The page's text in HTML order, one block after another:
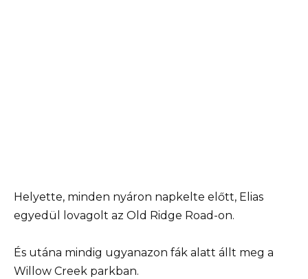
Helyette, minden nyáron napkelte előtt, Elias
egyedül lovagolt az Old Ridge Road-on.
És utána mindig ugyanazon fák alatt állt meg a
Willow Creek parkban.